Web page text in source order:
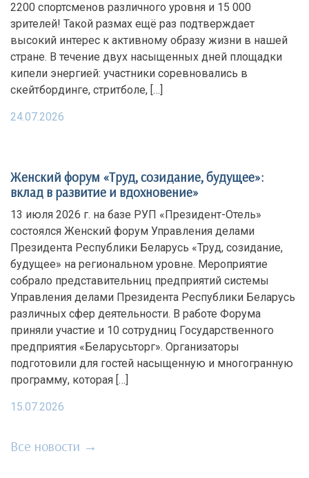
2200 спортсменов различного уровня и 15 000
зрителей! Такой размах ещё раз подтверждает
высокий интерес к активному образу жизни в нашей
стране. В течение двух насыщенных дней площадки
кипели энергией: участники соревновались в
скейтбординге, стритболе, […]
24.07.2026
Женский форум «Труд, созидание, будущее»:
вклад в развитие и вдохновение»
13 июля 2026 г. на базе РУП «Президент-Отель»
состоялся Женский форум Управления делами
Президента Республики Беларусь «Труд, созидание,
будущее» на региональном уровне. Мероприятие
собрало представительниц предприятий системы
Управления делами Президента Республики Беларусь
различных сфер деятельности. В работе Форума
приняли участие и 10 сотрудниц Государственного
предприятия «Беларусьторг». Организаторы
подготовили для гостей насыщенную и многогранную
программу, которая […]
15.07.2026
Все новости →